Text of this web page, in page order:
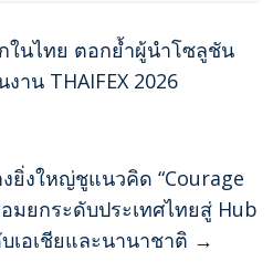
ในไทย ตอกย้ำผู้นำโซลูชัน
าน THAIFEX 2026
ยิ่งใหญ่ชูแนวคิด “Courage
มยกระดับประเทศไทยสู่ Hub
เอเชียและนานาชาติ →